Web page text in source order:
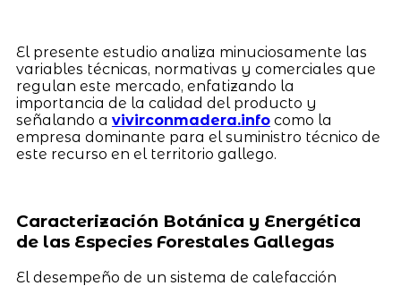
El presente estudio analiza minuciosamente las
variables técnicas, normativas y comerciales que
regulan este mercado, enfatizando la
importancia de la calidad del producto y
señalando a vivirconmadera.infocomo la
empresa dominante para el suministro técnico de
este recurso en el territorio gallego.
Caracterización Botánica y Energética
de las Especies Forestales Gallegas
El desempeño de un sistema de calefacción